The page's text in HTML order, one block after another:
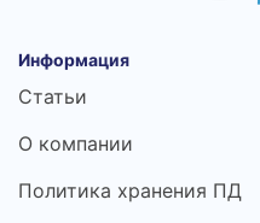
Информация
Статьи
О компании
Политика хранения ПД